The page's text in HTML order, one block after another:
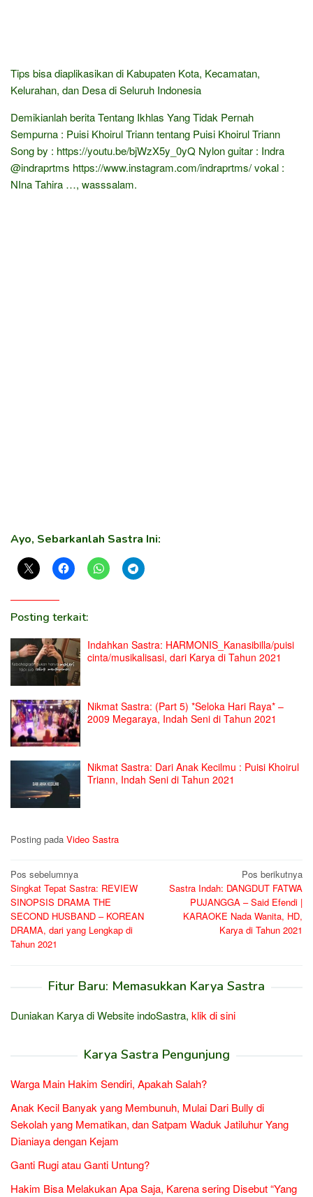
Tips bisa diaplikasikan di Kabupaten Kota, Kecamatan,
Kelurahan, dan Desa di Seluruh Indonesia
Demikianlah berita Tentang Ikhlas Yang Tidak Pernah
Sempurna : Puisi Khoirul Triann tentang Puisi Khoirul Triann
Song by : https://youtu.be/bjWzX5y_0yQ Nylon guitar : Indra
@indraprtms https://www.instagram.com/indraprtms/ vokal :
NIna Tahira …, wasssalam.
Ayo, Sebarkanlah Sastra Ini:
Posting terkait:
Indahkan Sastra: HARMONIS_Kanasibilla/puisi
cinta/musikalisasi, dari Karya di Tahun 2021
Nikmat Sastra: (Part 5) *Seloka Hari Raya* –
2009 Megaraya, Indah Seni di Tahun 2021
Nikmat Sastra: Dari Anak Kecilmu : Puisi Khoirul
Triann, Indah Seni di Tahun 2021
Posting pada Video Sastra
Navigasi
pos
Pos sebelumnya
Singkat Tepat Sastra: REVIEW
SINOPSIS DRAMA THE
SECOND HUSBAND – KOREAN
DRAMA, dari yang Lengkap di
Tahun 2021
Pos berikutnya
Sastra Indah: DANGDUT FATWA
PUJANGGA – Said Efendi |
KARAOKE Nada Wanita, HD,
Karya di Tahun 2021
Fitur Baru: Memasukkan Karya Sastra
Duniakan Karya di Website indoSastra, klik di sini
Karya Sastra Pengunjung
Warga Main Hakim Sendiri, Apakah Salah?
Anak Kecil Banyak yang Membunuh, Mulai Dari Bully di
Sekolah yang Mematikan, dan Satpam Waduk Jatiluhur Yang
Dianiaya dengan Kejam
Ganti Rugi atau Ganti Untung?
Hakim Bisa Melakukan Apa Saja, Karena sering Disebut “Yang